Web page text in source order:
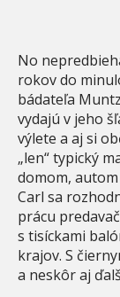
No
rokov do
bádateľa
vydajú v jeho
výlete a aj si
„len“ typický
domom,
Carl sa
prácu
s tisíckami
krajov. S
a neskôr aj